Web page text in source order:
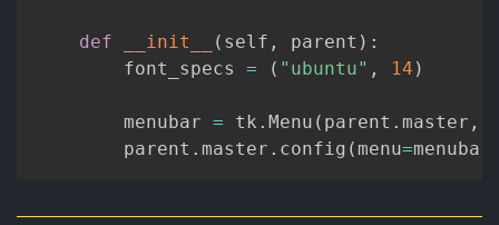
def __init__ ( self , parent ) :
        font_specs
= ( "ubuntu" , 14 )
        menubar
= tk . Menu ( parent . master ,
        parent
. master . config ( menu=menubar